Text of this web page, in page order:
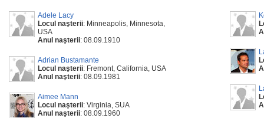
Adele Lacy
Locul naşterii: Minneapolis, Minnesota,
USA
Anul naşterii: 08.09.1910
Adrian Bustamante
Locul naşterii: Fremont, California, USA
Anul naşterii: 08.09.1981
Aimee Mann
Locul naşterii: Virginia, SUA
Anul naşterii: 08.09.1960